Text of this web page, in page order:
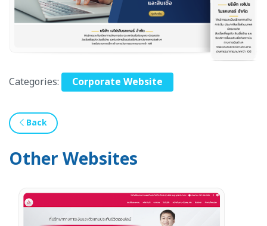
Categories: Corporate Website
Back
Other Websites